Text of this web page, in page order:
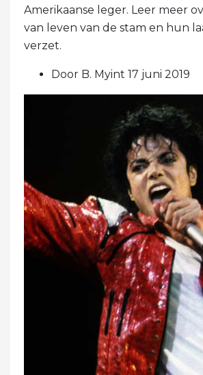
Amerikaanse leger. Leer meer
van leven van de stam en hun
verzet.
Door B. Myint 17 juni 2019